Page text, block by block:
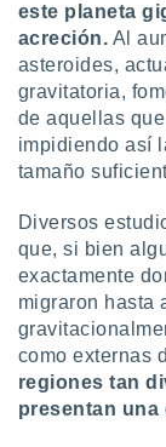
este planeta
acreción. Al
asteroides,
gravitatoria,
de aquellas
impidiendo así
tamaño
Diversos
que, si bien
exactamente
migraron hasta
como externas
regiones tan
presentan